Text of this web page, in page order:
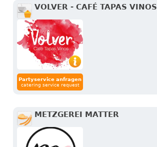
VOLVER - CAFÉ TAPAS VINOS
Partyservice anfragen
catering service request
METZGEREI MATTER